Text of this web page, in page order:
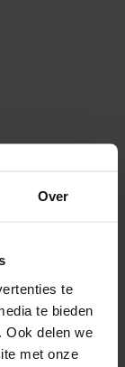
Over
te
te bieden
Ook delen we
met onze